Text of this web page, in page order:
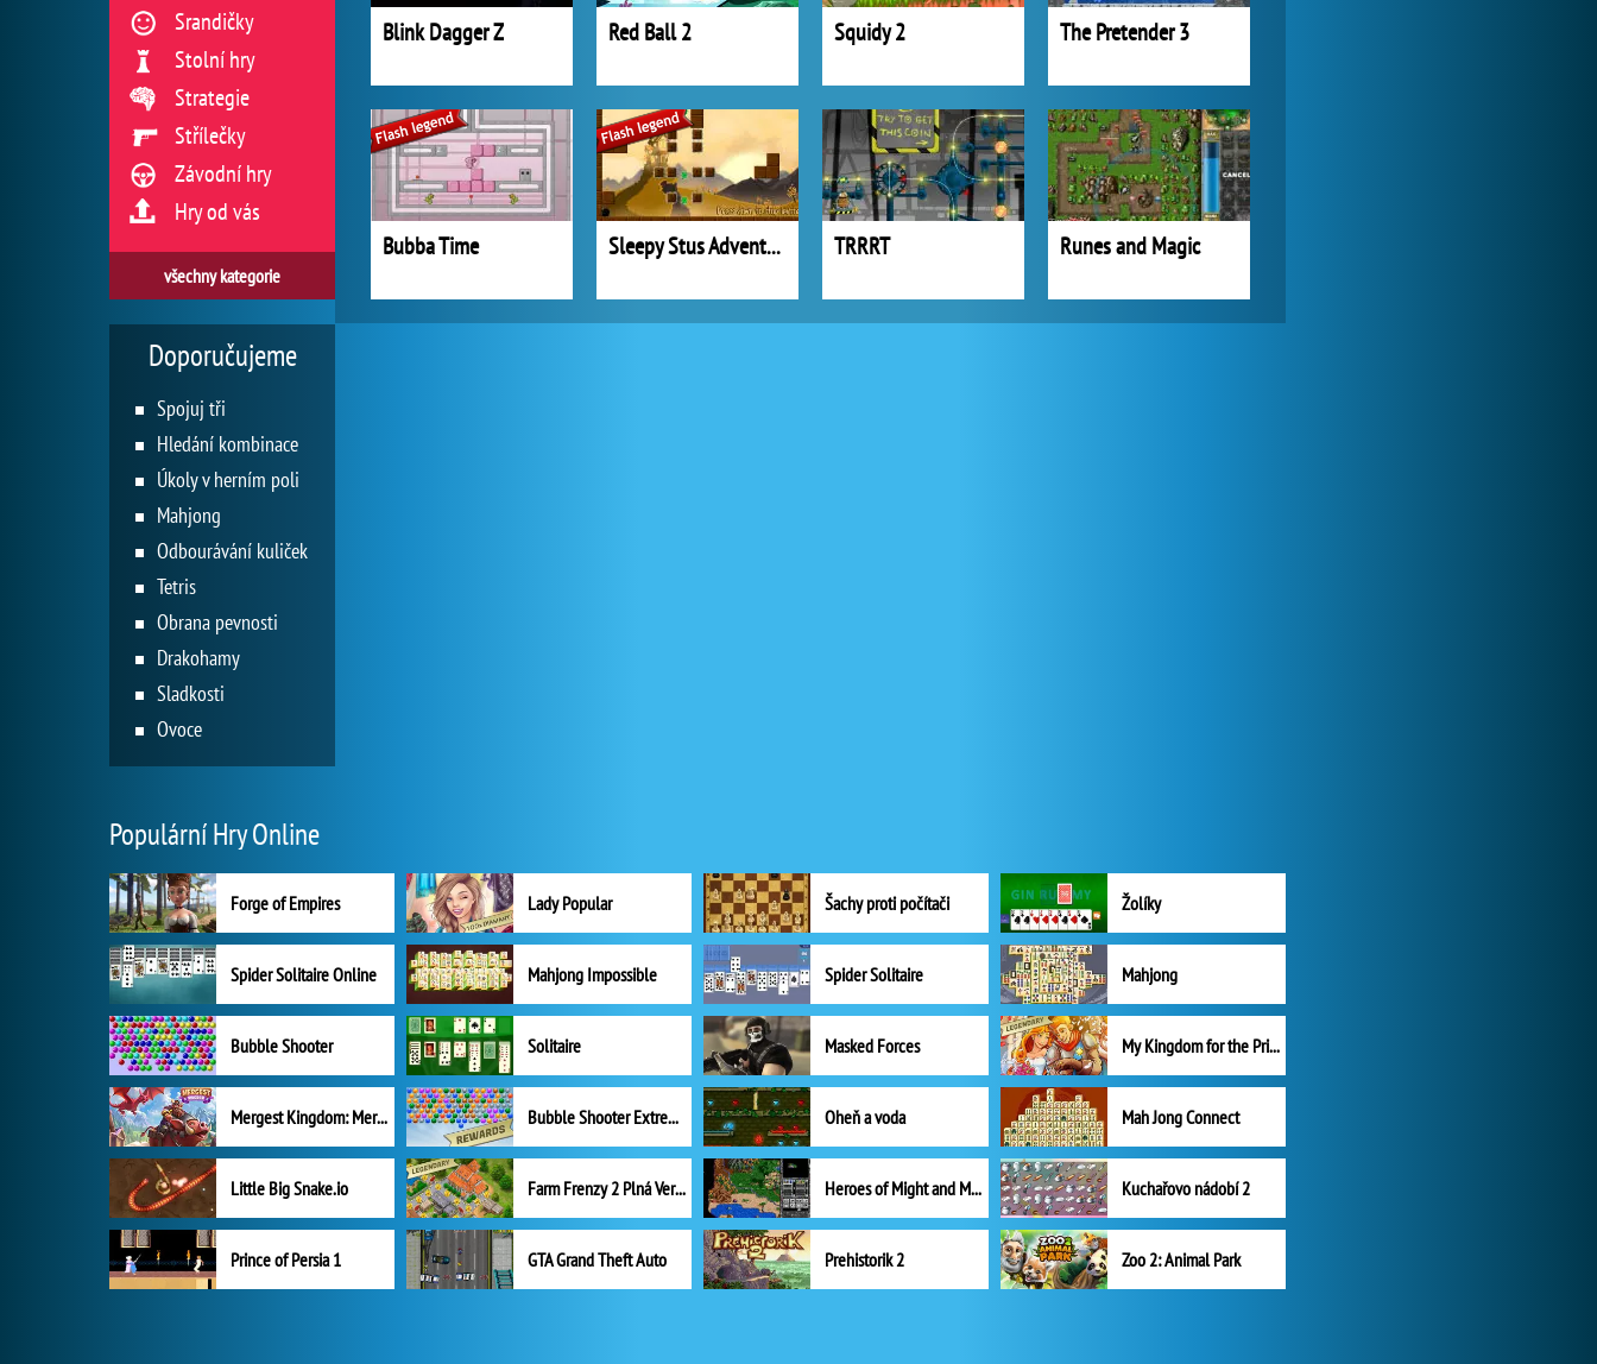
Blink Dagger Z Red Ball 2 Squidy 2 The Pretender 3
Bubba Time Sleepy Stus Adventure TRRRT Runes and Magic
Srandičky
Stolní hry
Strategie
Střílečky
Závodní hry
Hry od vás
všechny kategorie
Doporučujeme
Spojuj tři
Hledání kombinace
Úkoly v herním poli
Mahjong
Odbourávání kuliček
Tetris
Obrana pevnosti
Drakohamy
Sladkosti
Ovoce
Populární Hry Online
Forge of Empires Lady Popular Šachy proti počítači Žolíky
Spider Solitaire Online Mahjong Impossible Spider Solitaire Mahjong
Bubble Shooter Solitaire Masked Forces My Kingdom for the Princess Plná verze
Mergest Kingdom: Merge Puzzle Bubble Shooter Extreme Oheň a voda Mah Jong Connect
Little Big Snake.io Farm Frenzy 2 Plná Verze Heroes of Might and Magic II Kuchařovo nádobí 2
Prince of Persia 1 GTA Grand Theft Auto Prehistorik 2 Zoo 2: Animal Park